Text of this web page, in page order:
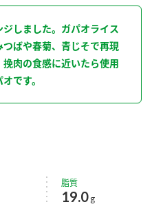
しました。ガパオライス
ばや春菊、青じそで再現
肉の食感に近いたら使用
です。
脂質
19.0 g